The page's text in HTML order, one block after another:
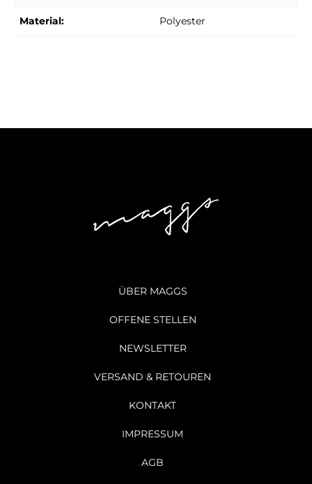
Material: Polyester
ÜBER MAGGS
OFFENE STELLEN
NEWSLETTER
VERSAND & RETOUREN
KONTAKT
IMPRESSUM
AGB